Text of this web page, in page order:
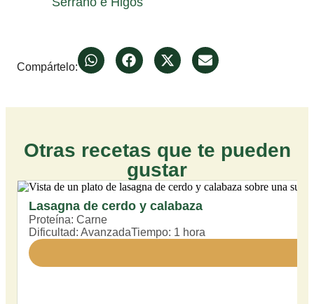
Compártelo:
Otras recetas que te pueden
gustar
Lasagna de cerdo y calabaza
Proteína: Carne
Dificultad: AvanzadaTiempo: 1 hora